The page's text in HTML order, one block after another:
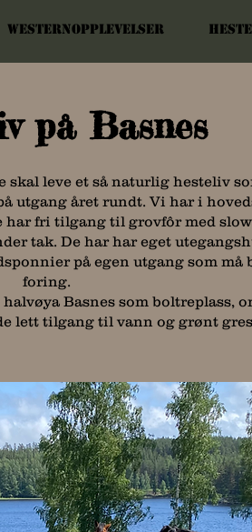
Westernopplevelser
på Basnes
skal leve et så naturlig hesteliv
utgang året rundt. Vi har i
har fri tilgang til grovfôr med
tak. De har har eget
på egen utgang som må
foring.
Basnes som boltreplass,
lett tilgang til vann og grønt